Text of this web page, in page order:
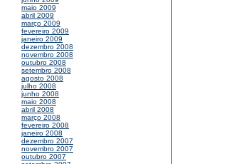
maio 2009
abril 2009
março 2009
fevereiro 2009
janeiro 2009
dezembro 2008
novembro 2008
outubro 2008
setembro 2008
agosto 2008
julho 2008
junho 2008
maio 2008
abril 2008
março 2008
fevereiro 2008
janeiro 2008
dezembro 2007
novembro 2007
outubro 2007